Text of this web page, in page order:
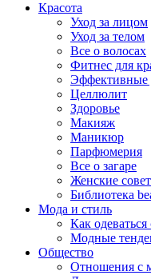
Красота
Уход за лицом
Уход за телом
Все о волосах
Фитнес для
Эффективные
Целлюлит
Здоровье
Макияж
Маникюр
Парфюмерия
Все о загаре
Женские
Библиотека
Мода и стиль
Как одеваться
Модные
Общество
Отношения с